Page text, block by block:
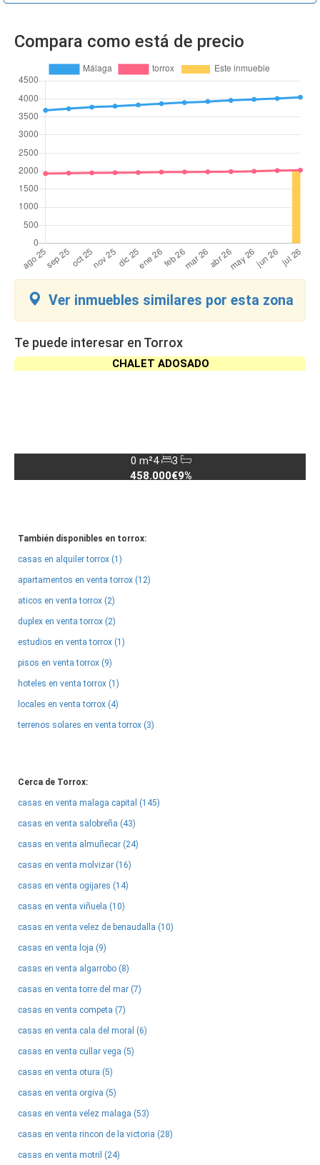
Compara como está de precio
Ver inmuebles similares por esta zona
Te puede interesar en Torrox
CHALET ADOSADO
0 m²4
3
458.000€9%
También disponibles en torrox:
casas en alquiler torrox (1)
apartamentos en venta torrox (12)
aticos en venta torrox (2)
duplex en venta torrox (2)
estudios en venta torrox (1)
pisos en venta torrox (9)
hoteles en venta torrox (1)
locales en venta torrox (4)
terrenos solares en venta torrox (3)
Cerca de Torrox:
casas en venta malaga capital (145)
casas en venta salobreña (43)
casas en venta almuñecar (24)
casas en venta molvizar (16)
casas en venta ogijares (14)
casas en venta viñuela (10)
casas en venta velez de benaudalla (10)
casas en venta loja (9)
casas en venta algarrobo (8)
casas en venta torre del mar (7)
casas en venta competa (7)
casas en venta cala del moral (6)
casas en venta cullar vega (5)
casas en venta otura (5)
casas en venta orgiva (5)
casas en venta velez malaga (53)
casas en venta rincon de la victoria (28)
casas en venta motril (24)